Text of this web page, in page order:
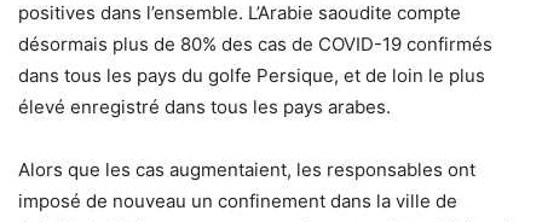
positives dans l’ensemble. L’Arabie saoudite compte
désormais plus de 80% des cas de COVID-19 confirmés
dans tous les pays du golfe Persique, et de loin le plus
élevé enregistré dans tous les pays arabes.
Alors que les cas augmentaient, les responsables ont
imposé de nouveau un confinement dans la ville de